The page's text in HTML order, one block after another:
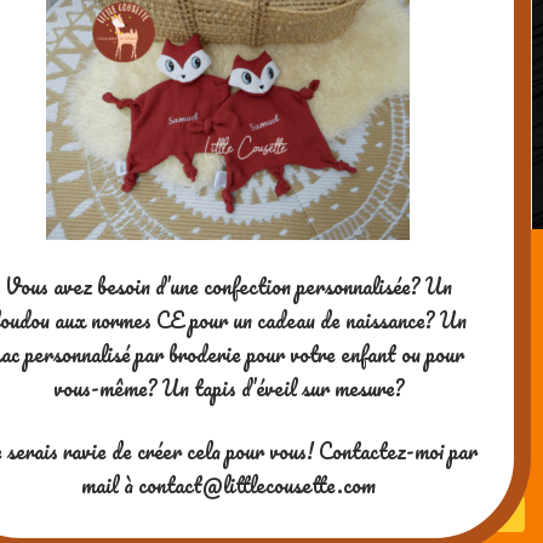
Le calendrier de l’Avent by Little
Cousette: plein de cadeaux à découvrir
tous les jours jusqu’au 24 décembre !
Vous avez besoin d’une confection personnalisée? Un
aux normes CE pour un cadeau de naissance? Un
personnalisé par broderie pour votre enfant ou pour
vous-même? Un tapis d’éveil sur mesure?
ravie de créer cela pour vous! Contactez-moi par
mail à contact@littlecousette.com